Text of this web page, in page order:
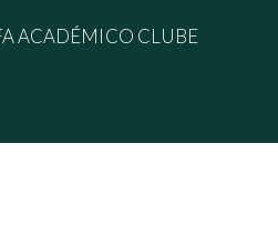
ACADÉMICO CLUBE